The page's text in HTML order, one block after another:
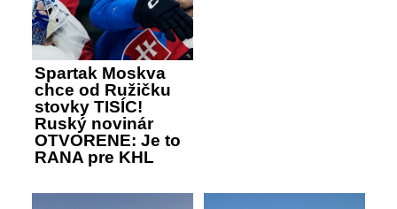
Spartak Moskva
chce od Ružičku
stovky TISÍC!
Ruský novinár
OTVORENE: Je to
RANA pre KHL